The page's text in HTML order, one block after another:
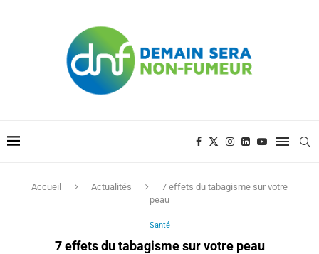
Accueil Actualités
7 effets du tabagisme sur votre
peau
Santé
7 effets du tabagisme sur votre peau